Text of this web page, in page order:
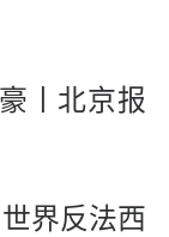
丨北京报
界反法西